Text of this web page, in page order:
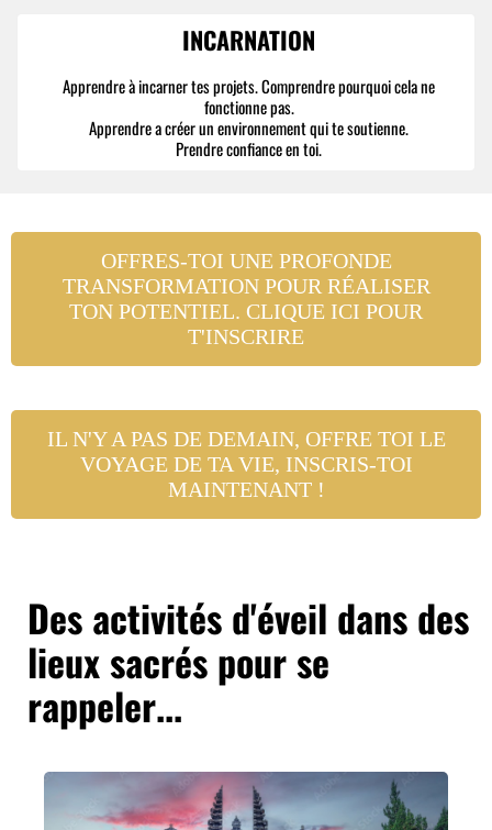
INCARNATION
Apprendre à incarner tes projets. Comprendre pourquoi cela ne
fonctionne pas.
Apprendre a créer un environnement qui te soutienne.
Prendre confiance en toi.
OFFRES-TOI UNE PROFONDE
TRANSFORMATION POUR RÉALISER
TON POTENTIEL. CLIQUE ICI POUR
T'INSCRIRE
IL N'Y A PAS DE DEMAIN, OFFRE TOI LE
VOYAGE DE TA VIE, INSCRIS-TOI
MAINTENANT !
Des activités d'éveil dans des
lieux sacrés pour se
rappeler...